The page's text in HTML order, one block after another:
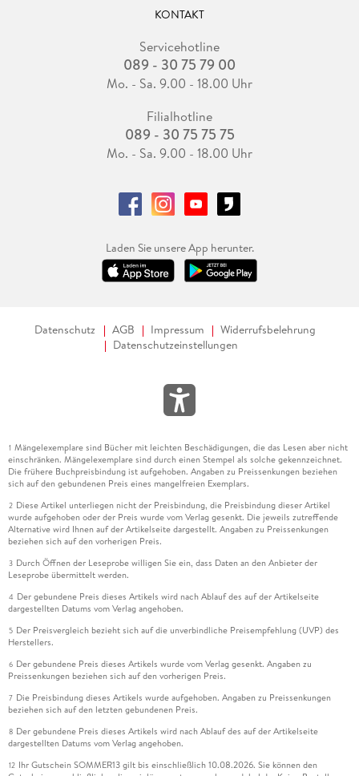
KONTAKT
Servicehotline
089 - 30 75 79 00
Mo. - Sa. 9.00 - 18.00 Uhr
Filialhotline
089 - 30 75 75 75
Mo. - Sa. 9.00 - 18.00 Uhr
Laden Sie unsere App herunter.
Datenschutz AGB Impressum
Widerrufsbelehrung
Datenschutzeinstellungen
1 Mängelexemplare sind Bücher mit leichten Beschädigungen, die das Lesen aber nicht
einschränken. Mängelexemplare sind durch einen Stempel als solche gekennzeichnet.
Die frühere Buchpreisbindung ist aufgehoben. Angaben zu Preissenkungen beziehen
sich auf den gebundenen Preis eines mangelfreien Exemplars.
2 Diese Artikel unterliegen nicht der Preisbindung, die Preisbindung dieser Artikel
wurde aufgehoben oder der Preis wurde vom Verlag gesenkt. Die jeweils zutreffende
Alternative wird Ihnen auf der Artikelseite dargestellt. Angaben zu Preissenkungen
beziehen sich auf den vorherigen Preis.
3 Durch Öffnen der Leseprobe willigen Sie ein, dass Daten an den Anbieter der
Leseprobe übermittelt werden.
4 Der gebundene Preis dieses Artikels wird nach Ablauf des auf der Artikelseite
dargestellten Datums vom Verlag angehoben.
5 Der Preisvergleich bezieht sich auf die unverbindliche Preisempfehlung (UVP) des
Herstellers.
6 Der gebundene Preis dieses Artikels wurde vom Verlag gesenkt. Angaben zu
Preissenkungen beziehen sich auf den vorherigen Preis.
7 Die Preisbindung dieses Artikels wurde aufgehoben. Angaben zu Preissenkungen
beziehen sich auf den letzten gebundenen Preis.
8 Der gebundene Preis dieses Artikels wird nach Ablauf des auf der Artikelseite
dargestellten Datums vom Verlag angehoben.
12 Ihr Gutschein SOMMER13 gilt bis einschließlich 10.08.2026. Sie können den